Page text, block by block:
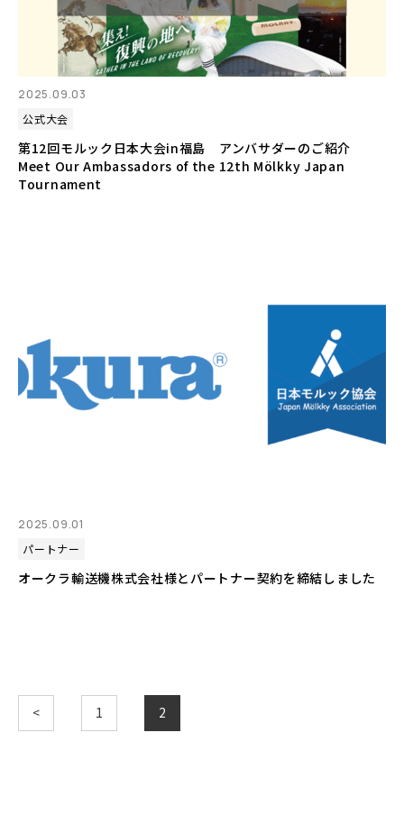
2025.09.03
公式大会
第12回モルック日本大会in福島 アンバサダーのご紹介
Meet Our Ambassadors of the 12th Mölkky Japan
Tournament
2025.09.01
パートナー
オークラ輸送機株式会社様とパートナー契約を締結しました
< 1 2